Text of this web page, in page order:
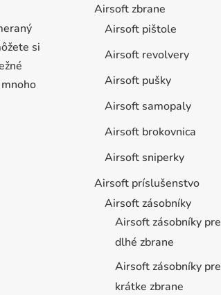
si
Airsoft zbrane
Airsoft pištole
Airsoft revolvery
Airsoft pušky
Airsoft samopaly
Airsoft brokovnica
Airsoft sniperky
Airsoft príslušenstvo
Airsoft zásobníky
Airsoft zásobníky pre
dlhé zbrane
Airsoft zásobníky pre
krátke zbrane